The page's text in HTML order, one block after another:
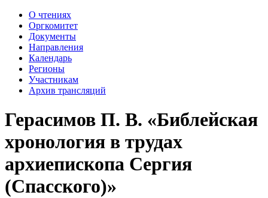
О чтениях
Оргкомитет
Документы
Направления
Календарь
Регионы
Участникам
Архив трансляций
Герасимов П. В. «Библейская
хронология в трудах
архиепископа Сергия
(Спасского)»